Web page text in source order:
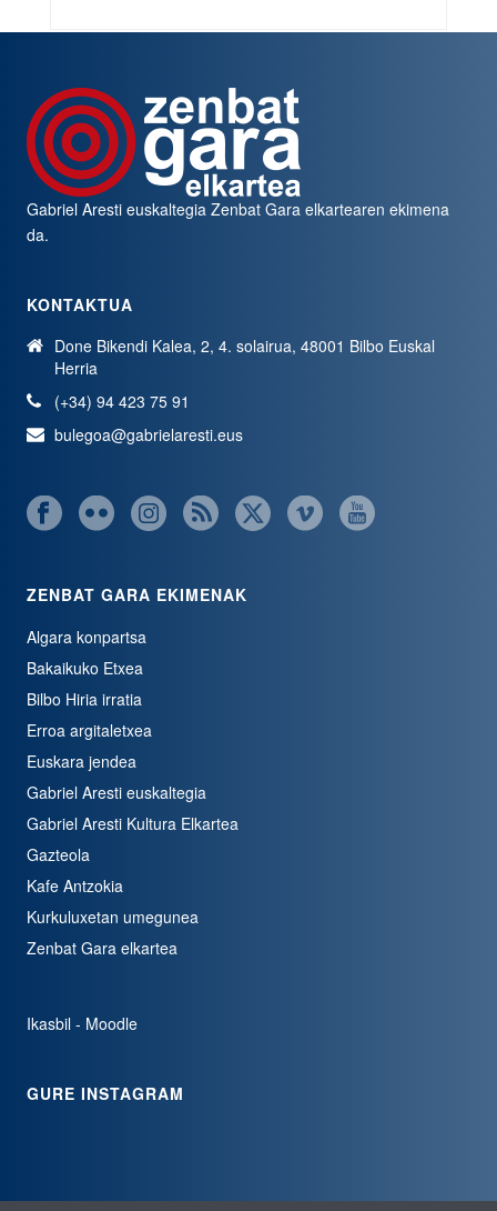
Gabriel Aresti euskaltegiaZenbat Gara elkartearen ekimena
da.
KONTAKTUA
Done Bikendi Kalea, 2, 4. solairua, 48001 Bilbo Euskal
Herria
(+34) 94 423 75 91
bulegoa@gabrielaresti.eus
ZENBAT GARA EKIMENAK
Algara konpartsa
Bakaikuko Etxea
Bilbo Hiria irratia
Erroa argitaletxea
Euskara jendea
Gabriel Aresti euskaltegia
Gabriel Aresti Kultura Elkartea
Gazteola
Kafe Antzokia
Kurkuluxetan umegunea
Zenbat Gara elkartea
Ikasbil - Moodle
GURE INSTAGRAM